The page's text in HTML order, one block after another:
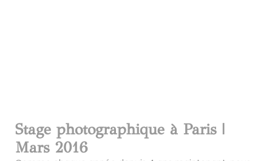
Stage photographique à Paris |
Mars 2016